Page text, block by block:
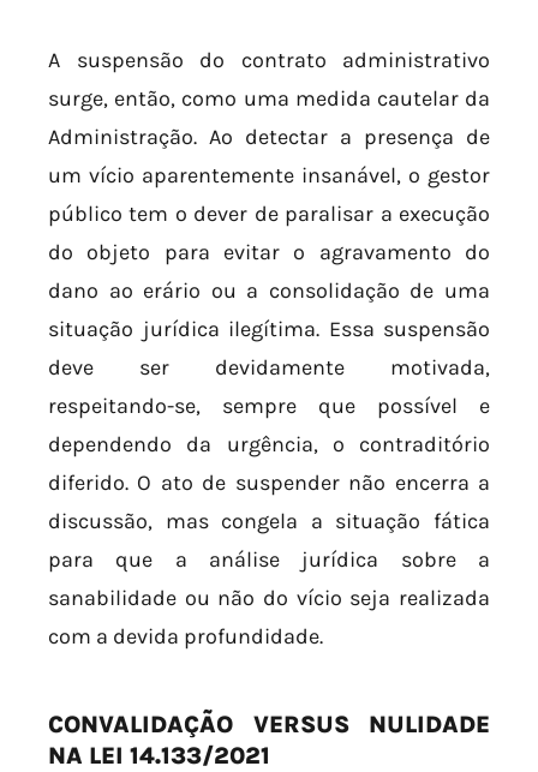
A suspensão do contrato administrativo
surge, então, como uma medida cautelar da
Administração. Ao detectar a presença de
um vício aparentemente insanável, o gestor
público tem o dever de paralisar a execução
do objeto para evitar o agravamento do
dano ao erário ou a consolidação de uma
situação jurídica ilegítima. Essa suspensão
deve ser devidamente motivada,
respeitando-se, sempre que possível e
dependendo da urgência, o contraditório
diferido. O ato de suspender não encerra a
discussão, mas congela a situação fática
para que a análise jurídica sobre a
sanabilidade ou não do vício seja realizada
com a devida profundidade.
CONVALIDAÇÃO VERSUS NULIDADE
NA LEI 14.133/2021